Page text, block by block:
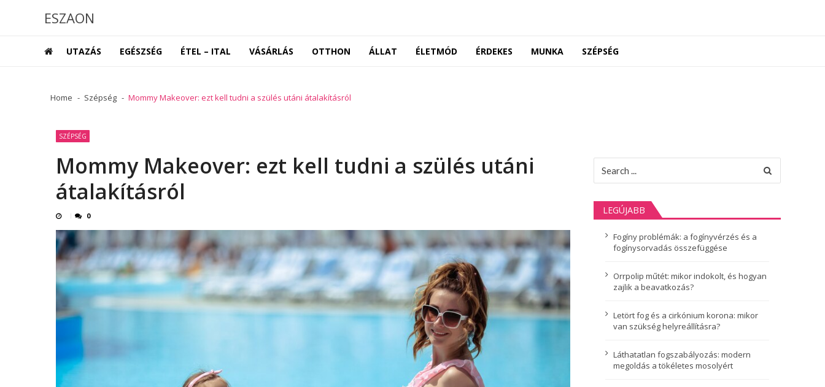
ESZAON
UTAZÁS EGÉSZSÉG ÉTEL – ITAL VÁSÁRLÁS OTTHON ÁLLAT ÉLETMÓD ÉRDEKES MUNKA SZÉPSÉG
Home Szépség Mommy Makeover: ezt kell tudni a szülés utáni átalakításról
SZÉPSÉG
Mommy Makeover: ezt kell tudni a szülés utáni
átalakításról
0
for:
LEGÚJABB
Fogíny problémák: a fogínyvérzés és a
fogínysorvadás összefüggése
Orrpolip műtét: mikor indokolt, és hogyan
zajlik a beavatkozás?
Letört fog és a cirkónium korona: mikor
van szükség helyreállításra?
Láthatatlan fogszabályozás: modern
megoldás a tökéletes mosolyért